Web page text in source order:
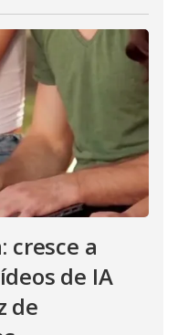
cresce a
de IA
de